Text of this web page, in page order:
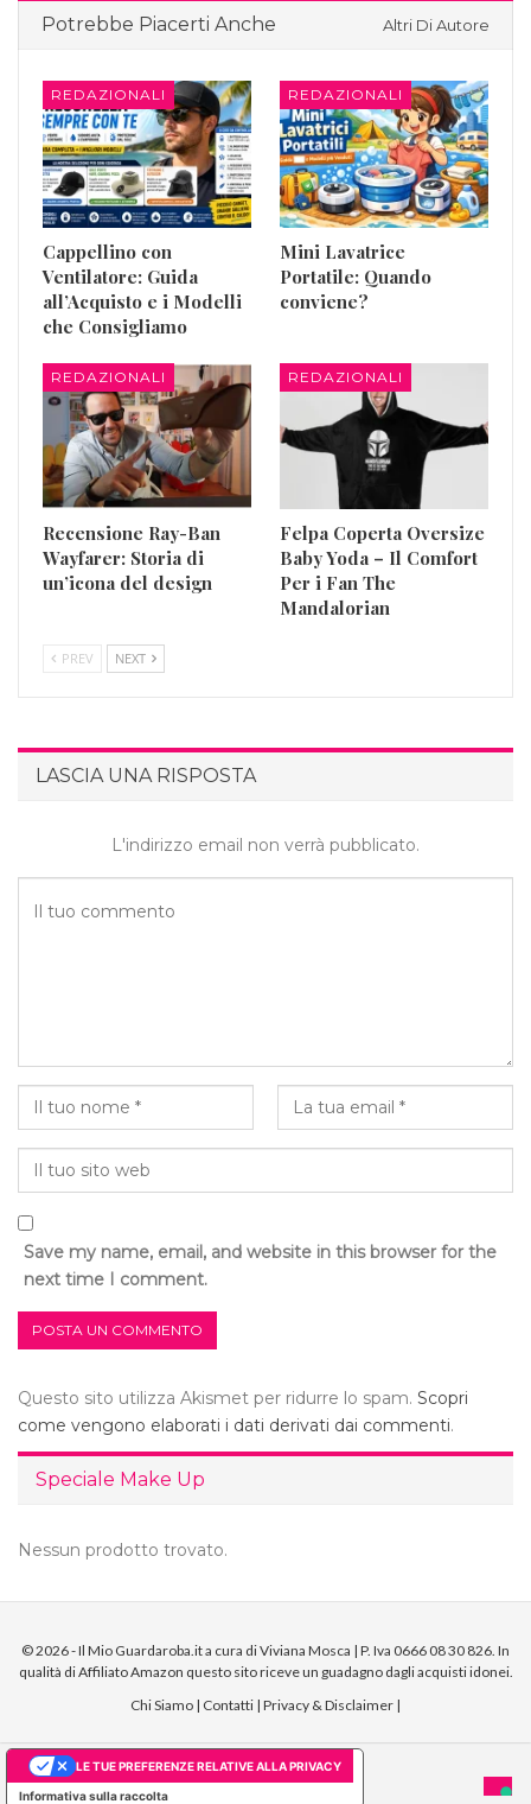
Potrebbe Piacerti Anche Altri Di Autore
REDAZIONALI
Cappellino con
Ventilatore: Guida
all’Acquisto e i Modelli
che Consigliamo
REDAZIONALI
Mini Lavatrice
Portatile: Quando
conviene?
REDAZIONALI
Recensione Ray-Ban
Wayfarer: Storia di
un’icona del design
REDAZIONALI
Felpa Coperta Oversize
Baby Yoda – Il Comfort
Per i Fan The
Mandalorian
PREV NEXT
LASCIA UNA RISPOSTA
L'indirizzo email non verrà pubblicato.
Save my name, email, and website in this browser for the
next time I comment.
Questo sito utilizza Akismet per ridurre lo spam. Scopri
come vengono elaborati i dati derivati dai commenti.
Speciale Make Up
Nessun prodotto trovato.
© 2026 - Il Mio Guardaroba.it a cura di Viviana Mosca | P. Iva 0666 08 30 826. In
qualità di Affiliato Amazon questo sito riceve un guadagno dagli acquisti idonei.
Chi Siamo | Contatti | Privacy & Disclaimer |
Informativa sulla raccolta
LE TUE PREFERENZE RELATIVE ALLA PRIVACY